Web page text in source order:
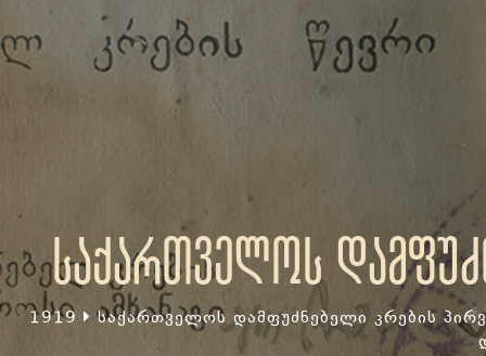
საქართველოს
1919
საქართველოს დამფუძნებელი კრების